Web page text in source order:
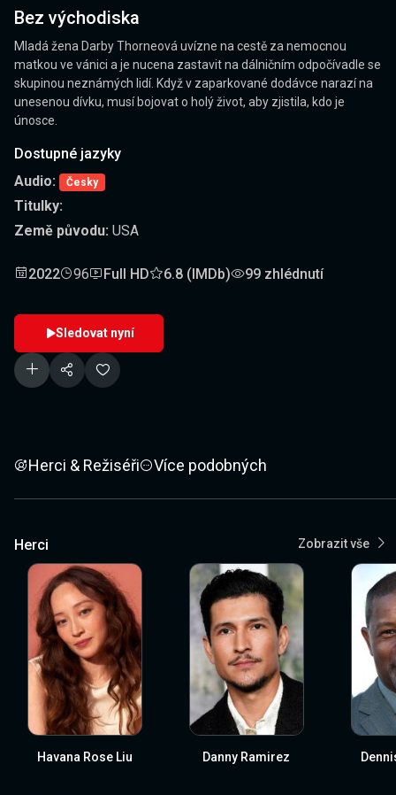
Bez východiska
Mladá žena Darby Thorneová uvízne na cestě za nemocnou
matkou ve vánici a je nucena zastavit na dálničním odpočívadle se
skupinou neznámých lidí. Když v zaparkované dodávce narazí na
unesenou dívku, musí bojovat o holý život, aby zjistila, kdo je
únosce.
Dostupné jazyky
Audio:
Česky
Titulky:
Země původu: USA
2022 96 Full HD 6.8 (IMDb) 99 zhlédnutí
Sledovat nyní
Herci & Režiséři Více podobných
Herci Zobrazit vše
Havana Rose Liu Danny Ramirez